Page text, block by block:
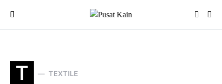
T TEXTILE